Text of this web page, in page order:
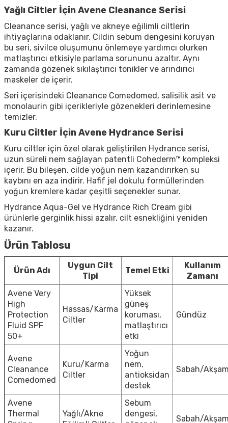
Yağlı Ciltler İçin Avene Cleanance Serisi
Cleanance serisi, yağlı ve akneye eğilimli ciltlerin
ihtiyaçlarına odaklanır. Cildin sebum dengesini koruyan
bu seri, sivilce oluşumunu önlemeye yardımcı olurken
matlaştırıcı etkisiyle parlama sorununu azaltır. Aynı
zamanda gözenek sıkılaştırıcı tonikler ve arındırıcı
maskeler de içerir.
Seri içerisindeki Cleanance Comedomed, salisilik asit ve
monolaurin gibi içerikleriyle gözenekleri derinlemesine
temizler.
Kuru Ciltler İçin Avene Hydrance Serisi
Kuru ciltler için özel olarak geliştirilen Hydrance serisi,
uzun süreli nem sağlayan patentli Cohederm™ kompleksi
içerir. Bu bileşen, cilde yoğun nem kazandırırken su
kaybını en aza indirir. Hafif jel dokulu formüllerinden
yoğun kremlere kadar çeşitli seçenekler sunar.
Hydrance Aqua-Gel ve Hydrance Rich Cream gibi
ürünlerle gerginlik hissi azalır, cilt esnekliğini yeniden
kazanır.
Ürün Tablosu
Ürün Adı
Uygun Cilt
Tipi
Temel Etki
Kullanım
Zamanı
Avene Very
High
Protection
Fluid SPF
50+
Hassas/Karma
Ciltler
Yüksek
güneş
koruması,
matlaştırıcı
etki
Gündüz
Avene
Cleanance
Comedomed
Kuru/Karma
Ciltler
Yoğun
nem,
antioksidan
destek
Sabah/
Avene
Thermal
Yağlı/Akne
Sebum
dengesi,
Sabah/